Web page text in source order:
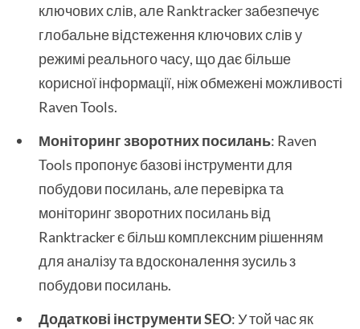
ключових слів, але Ranktracker забезпечує
глобальне відстеження ключових слів у
режимі реального часу, що дає більше
корисної інформації, ніж обмежені можливості
Raven Tools.
Моніторинг зворотних посилань: Raven
Tools пропонує базові інструменти для
побудови посилань, але перевірка та
моніторинг зворотних посилань від
Ranktracker є більш комплексним рішенням
для аналізу та вдосконалення зусиль з
побудови посилань.
Додаткові інструменти SEO: У той час як